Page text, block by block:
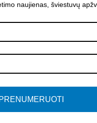
naujienas, šviestuvų
PRENUMERUOTI